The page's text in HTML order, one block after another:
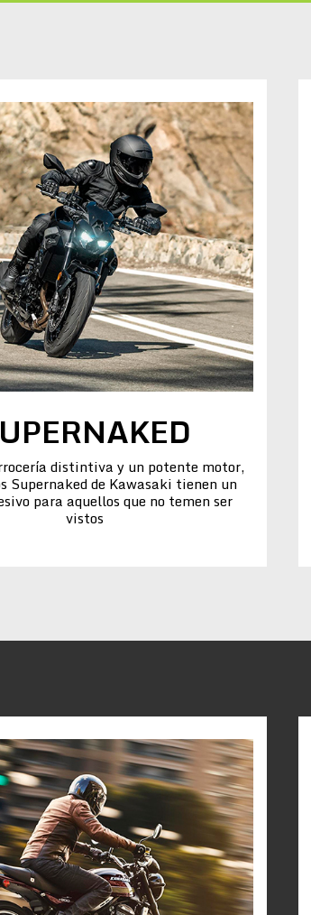
distintiva y un potente motor,
Supernaked de Kawasaki tienen un
para aquellos que no temen ser
vistos